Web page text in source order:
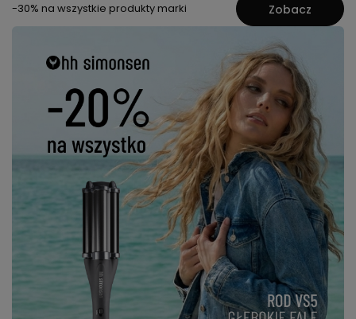
-30% na wszystkie produkty marki Zobacz